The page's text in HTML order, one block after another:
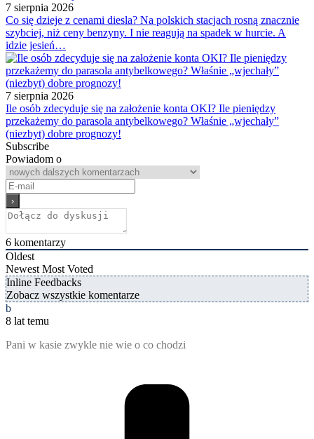
7 sierpnia 2026
Co się dzieje z cenami diesla? Na polskich stacjach rosną znacznie
szybciej, niż ceny benzyny. I nie reagują na spadek w hurcie. A
idzie jesień…
7 sierpnia 2026
Ile osób zdecyduje się na założenie konta OKI? Ile pieniędzy
przekażemy do parasola antybelkowego? Właśnie „wjechały”
(niezbyt) dobre prognozy!
Subscribe
Powiadom o
6 komentarzy
Oldest
Newest Most Voted
Inline Feedbacks
Zobacz wszystkie komentarze
b
8 lat temu
Pani w kasie zwykle nie wie o co chodzi